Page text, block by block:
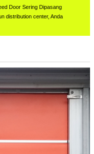
Door Sering Dipasang
distribution center, Anda